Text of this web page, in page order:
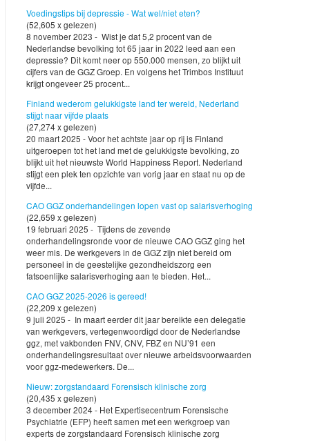
Voedingstips bij depressie - Wat wel/niet eten?
(52,605 x gelezen)
8 november 2023 - Wist je dat 5,2 procent van de
Nederlandse bevolking tot 65 jaar in 2022 leed aan een
depressie? Dit komt neer op 550.000 mensen, zo blijkt uit
cijfers van de GGZ Groep. En volgens het Trimbos Instituut
krijgt ongeveer 25 procent...
Finland wederom gelukkigste land ter wereld, Nederland
stijgt naar vijfde plaats
(27,274 x gelezen)
20 maart 2025 - Voor het achtste jaar op rij is Finland
uitgeroepen tot het land met de gelukkigste bevolking, zo
blijkt uit het nieuwste World Happiness Report. Nederland
stijgt een plek ten opzichte van vorig jaar en staat nu op de
vijfde...
CAO GGZ onderhandelingen lopen vast op salarisverhoging
(22,659 x gelezen)
19 februari 2025 - Tijdens de zevende
onderhandelingsronde voor de nieuwe CAO GGZ ging het
weer mis. De werkgevers in de GGZ zijn niet bereid om
personeel in de geestelijke gezondheidszorg een
fatsoenlijke salarisverhoging aan te bieden. Het...
CAO GGZ 2025-2026 is gereed!
(22,209 x gelezen)
9 juli 2025 - In maart eerder dit jaar bereikte een delegatie
van werkgevers, vertegenwoordigd door de Nederlandse
ggz, met vakbonden FNV, CNV, FBZ en NU’91 een
onderhandelingsresultaat over nieuwe arbeidsvoorwaarden
voor ggz-medewerkers. De...
Nieuw: zorgstandaard Forensisch klinische zorg
(20,435 x gelezen)
3 december 2024 - Het Expertisecentrum Forensische
Psychiatrie (EFP) heeft samen met een werkgroep van
experts de zorgstandaard Forensisch klinische zorg